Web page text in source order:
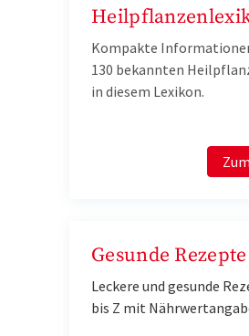
Kompakte
130 bekannten
in diesem Lexikon.
Gesunde Rezepte
Leckere und gesunde
bis Z mit